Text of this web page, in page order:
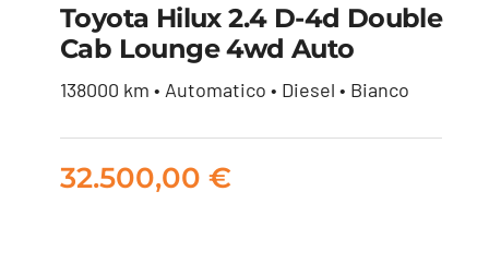
Toyota Hilux 2.4 d-4d
double cab Lounge
4wd auto
32.500,00
Toyota Hilux 2.4 D-4d Double
Cab Lounge 4wd Auto
138000 km • Automatico • Diesel • Bianco
32.500,00 €